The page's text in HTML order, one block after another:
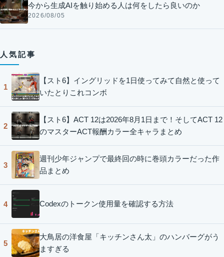
今から生成AIを触り始める人は何をしたら良いのか
2026/08/05
人気記事
1
【スト6】イングリッドを1日使ってみて自然と使って
いたとりこれコンボ
2
【スト6】ACT 12は2026年8月1日まで！そしてACT 12
のマスターACT報酬カラー全キャラまとめ
3
週刊少年ジャンプで最終回の時に巻頭カラーだった作
品まとめ
4 Codexのトークン使用量を確認する方法
5
大鳥居の洋食屋「キッチンさん太」のハンバーグがう
ますぎる